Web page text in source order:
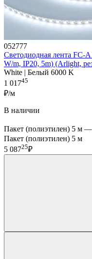
052777
Светодиодная лента FC-
W/m, IP20, 5m) (Arlight,
White | Белый 6000 K
1 01745
₽/м
В наличии
Пакет (полиэтилен) 5 м —
Пакет (полиэтилен) 5 м
5 08725₽